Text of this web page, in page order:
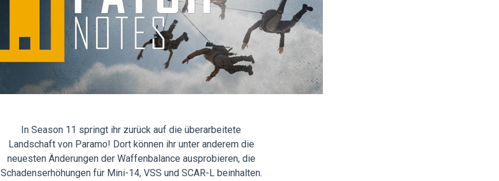
In Season 11 springt ihr zurück auf die überarbeitete
Landschaft von Paramo! Dort können ihr unter anderem die
neuesten Änderungen der Waffenbalance ausprobieren, die
Schadenserhöhungen für Mini-14, VSS und SCAR-L beinhalten.